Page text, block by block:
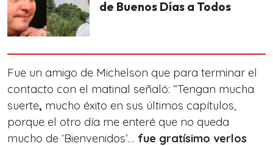
de Buenos Días a Todos
Fue un amigo de Michelson que para terminar el
contacto con el matinal señaló: “Tengan mucha
suerte, mucho éxito en sus últimos capítulos,
porque el otro día me enteré que no queda
mucho de ‘Bienvenidos’… fue gratísimo verlos